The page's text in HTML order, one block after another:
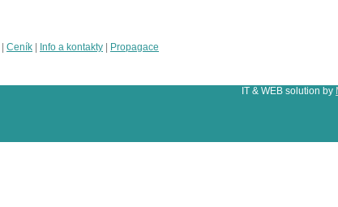
| Ceník | Info a kontakty | Propagace
IT & WEB solution by